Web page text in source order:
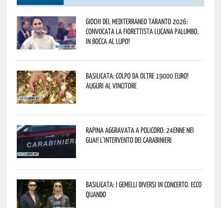
Giochi del Mediterraneo Taranto 2026:
convocata la fiorettista lucana Palumbo.
In bocca al lupo!
Basilicata: colpo da oltre 19000 Euro!
Auguri al vincitore
Rapina aggravata a Policoro: 24enne nei
guai! L’intervento dei Carabinieri
Basilicata: i Gemelli DiVersi in concerto. Ecco
quando